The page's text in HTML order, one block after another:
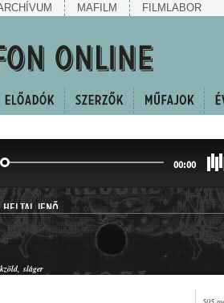
MAFILM FILMLABOR
00:00
HELTAI JENŐ
sláger